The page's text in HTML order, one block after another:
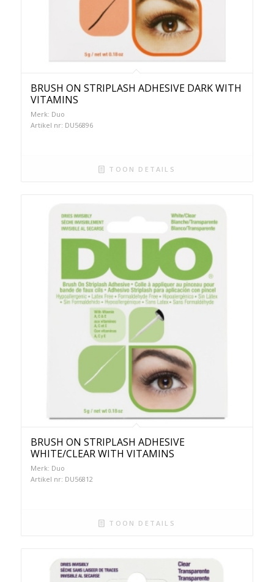
BRUSH ON STRIPLASH ADHESIVE DARK WITH
VITAMINS
Merk: Duo
Artikel nr: DU56896
TOON DETAILS
BRUSH ON STRIPLASH ADHESIVE
WHITE/CLEAR WITH VITAMINS
Merk: Duo
Artikel nr: DU56812
TOON DETAILS